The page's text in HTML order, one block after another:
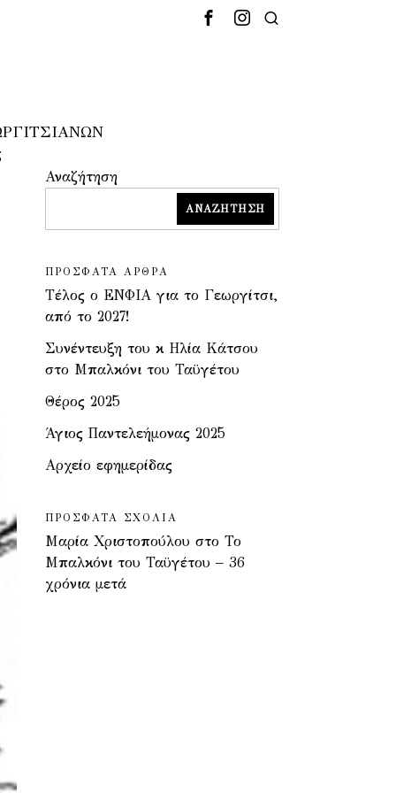
Αναζήτηση
ΑΝΑΖΉΤΗΣΗ
ΠΡΌΣΦΑΤΑ ΆΡΘΡΑ
Τέλος ο ΕΝΦΙΑ για το Γεωργίτσι,
από το 2027!
Συνέντευξη του κ Ηλία Κάτσου
στο Μπαλκόνι του Ταϋγέτου
Θέρος 2025
Άγιος Παντελεήμονας 2025
Αρχείο εφημερίδας
ΠΡΌΣΦΑΤΑ ΣΧΌΛΙΑ
Μαρία Χριστοπούλου στο Το
Μπαλκόνι του Ταϋγέτου – 36
χρόνια μετά